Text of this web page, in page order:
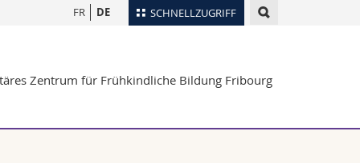
SCHNELLZUGRIFF
Ortsplan
Webmail
FR DE
Zentrum für Frühkindliche Bildung Fribourg